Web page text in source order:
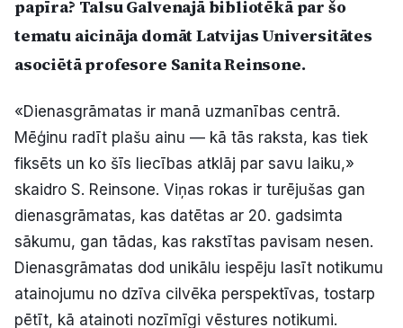
Facebook Instagram YouTube
E-avīze Abonē
papīra? Talsu Galvenajā bibliotēkā par šo
tematu aicināja domāt Latvijas Universitātes
asociētā profesore Sanita Reinsone.
«Dienasgrāmatas ir manā uzmanības centrā.
Mēģinu radīt plašu ainu — kā tās raksta, kas tiek
fiksēts un ko šīs liecības atklāj par savu laiku,»
skaidro S. Reinsone. Viņas rokas ir turējušas gan
dienasgrāmatas, kas datētas ar 20. gadsimta
sākumu, gan tādas, kas rakstītas pavisam nesen.
Dienasgrāmatas dod unikālu iespēju lasīt notikumu
atainojumu no dzīva cilvēka perspektīvas, tostarp
pētīt, kā atainoti nozīmīgi vēstures notikumi.